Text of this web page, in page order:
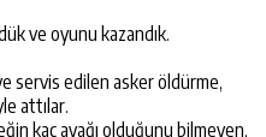
ve oyunu kazandık.
servis edilen asker öldürme,
attılar.
kaç ayağı olduğunu bilmeyen,